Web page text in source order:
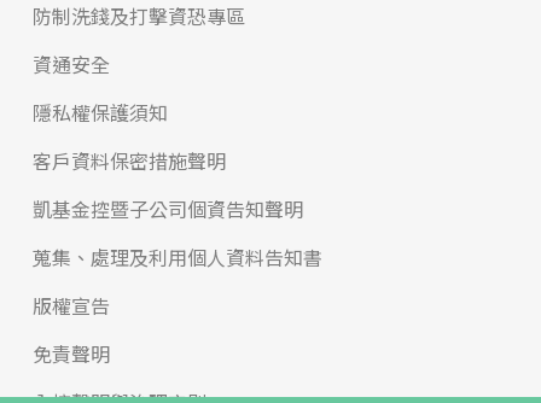
防制洗錢及打擊資恐專區
資通安全
隱私權保護須知
客戶資料保密措施聲明
凱基金控暨子公司個資告知聲明
蒐集、處理及利用個人資料告知書
版權宣告
免責聲明